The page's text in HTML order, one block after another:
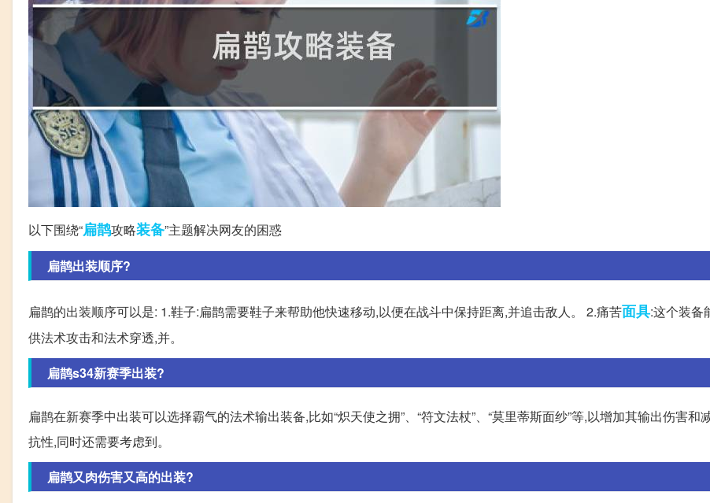
以下围绕“扁鹊攻略装备”主题解决网友的困惑
扁鹊出装顺序?
扁鹊的出装顺序可以是: 1.鞋子:扁鹊需要鞋子来帮助他快速移动,以便在战斗中保持距离,并追击敌人。 2.痛苦面具:这个装备
供法术攻击和法术穿透,并。
扁鹊s34新赛季出装?
扁鹊在新赛季中出装可以选择霸气的法术输出装备,比如“炽天使之拥”、“符文法杖”、“莫里蒂斯面纱”等,以增加其输出伤害和
抗性,同时还需要考虑到。
扁鹊又肉伤害又高的出装?